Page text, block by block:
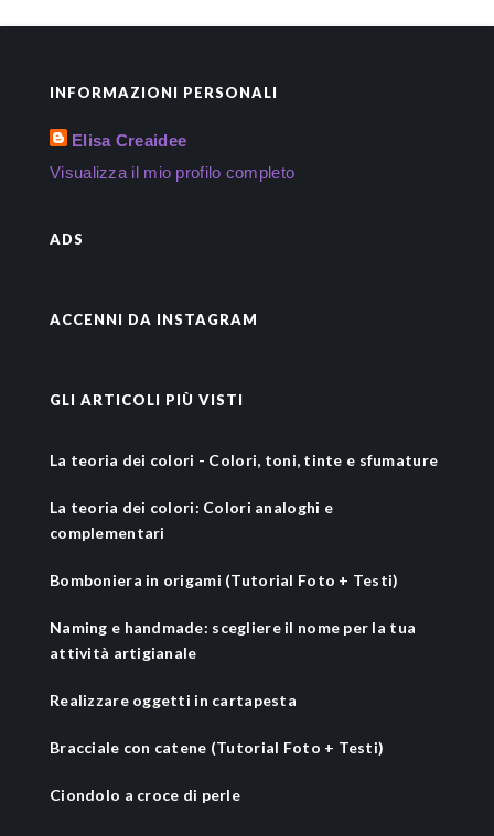
INFORMAZIONI PERSONALI
Elisa Creaidee
Visualizza il mio profilo completo
ADS
ACCENNI DA INSTAGRAM
GLI ARTICOLI PIÙ VISTI
La teoria dei colori - Colori, toni, tinte e sfumature
La teoria dei colori: Colori analoghi e
complementari
Bomboniera in origami (Tutorial Foto + Testi)
Naming e handmade: scegliere il nome per la tua
attività artigianale
Realizzare oggetti in cartapesta
Bracciale con catene (Tutorial Foto + Testi)
Ciondolo a croce di perle